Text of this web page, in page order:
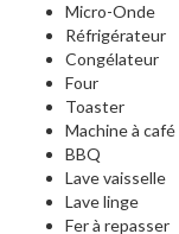
Micro-Onde
Réfrigérateur
Congélateur
Four
Toaster
Machine à café
BBQ
Lave vaisselle
Lave linge
Fer à repasser